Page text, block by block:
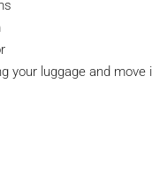
your luggage and move